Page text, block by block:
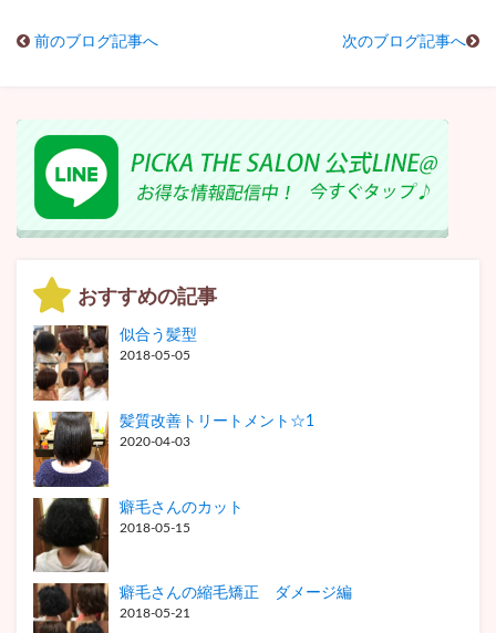
前のブログ記事へ 次のブログ記事へ
おすすめの記事
似合う髪型
2018-05-05
髪質改善トリートメント☆1
2020-04-03
癖毛さんのカット
2018-05-15
癖毛さんの縮毛矯正 ダメージ編
2018-05-21